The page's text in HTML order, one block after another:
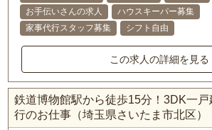
お手伝いさんの求人
ハウスキーパー募集
家事代行スタッフ募集
シフト自由
この求人の詳細を見る
鉄道博物館駅から徒歩15分！3DK一
行のお仕事（埼玉県さいたま市北区）